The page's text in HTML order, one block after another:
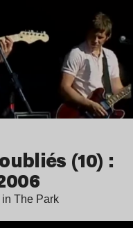
(10) :
in The Park